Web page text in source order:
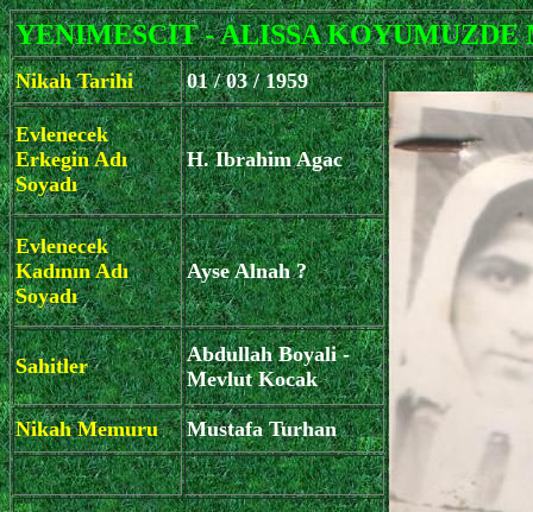
YENIMESCIT - ALISSA
Nikah Tarihi 01 / 03 / 1959
Evlenecek
Erkegin Adı
Soyadı
H. Ibrahim Agac
Evlenecek
Kadının Adı
Soyadı
Ayse Alnah ?
Sahitler
Abdullah Boyali -
Mevlut Kocak
Nikah Memuru Mustafa Turhan